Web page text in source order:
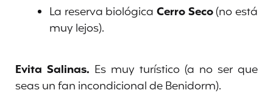
La reserva biológica Cerro Seco(no está
muy lejos).
Evita Salinas. Es muy turístico (a no ser que
seas un fan incondicional de Benidorm).